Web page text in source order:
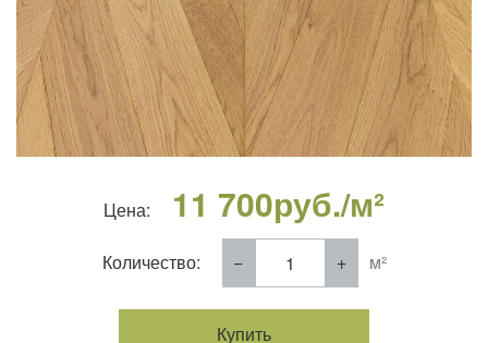
Цена: 11 700руб./м²
Количество: м²
Купить